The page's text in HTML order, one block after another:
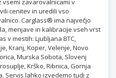
vsemi zavarovalnicami v
cenitev in uredili vso
Carglass® ima največjo
menjave in kalibracije vseh vrst
v mestih: Ljubljana BTC,
Kranj, Koper, Velenje, Novo
Murska Sobota, Slovenj
Krško, Ribnica, Gornja
Servis lahko izvedemo tudi z